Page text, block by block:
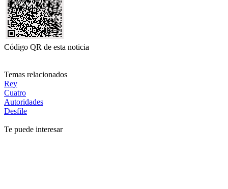
Código QR de esta noticia
Temas relacionados
Rey
Cuatro
Autoridades
Desfile
Te puede interesar